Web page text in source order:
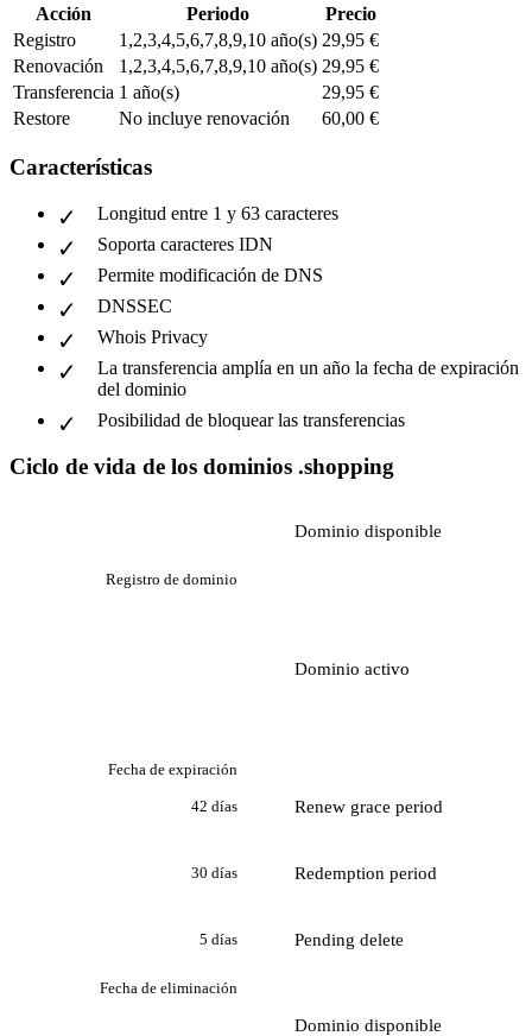
Acción Periodo
Precio
Registro
1,2,3,4,5,6,7,8,9,10 año(s) 29,95 €
Renovación
1,2,3,4,5,6,7,8,9,10 año(s) 29,95 €
Transferencia 1 año(s)
29,95 €
Restore
No incluye renovación 60,00 €
Características
Longitud entre 1 y 63 caracteres
Soporta caracteres IDN
Permite modificación de DNS
DNSSEC
Whois Privacy
La transferencia amplía en un año la fecha de expiración
del dominio
Posibilidad de bloquear las transferencias
Ciclo de vida de los dominios .shopping
Dominio disponible
Registro de dominio
Dominio activo
Fecha de expiración
42 días Renew grace period
30 días Redemption period
5 días Pending delete
Fecha de eliminación
Dominio disponible